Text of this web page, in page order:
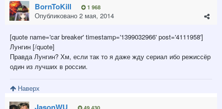
BornToKill 1 968
Опубликовано 2 мая, 2014
[quote name='car breaker' timestamp='1399032966' post='4111958']
Лунгин [/quote]
Правда Лунгин? Хм, если так то я даже жду сериал ибо режиссёр
один из лучших в россии.
Наверх